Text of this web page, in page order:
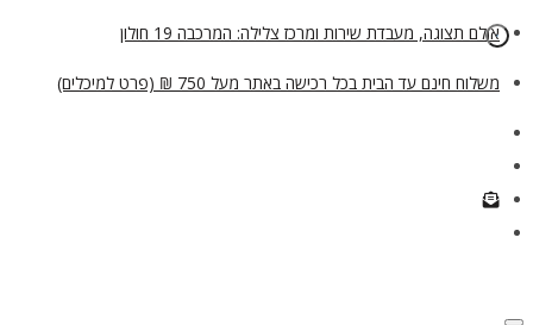
אולם תצוגה, מעבדת שירות ומרכז צלילה: המרכבה 19 חולון
משלוח חינם עד הבית בכל רכישה באתר מעל 750 ₪ (פרט למיכלים)